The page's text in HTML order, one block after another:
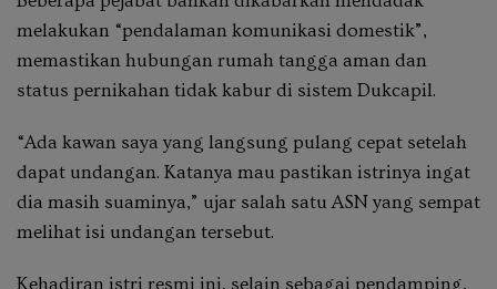
melakukan “pendalaman komunikasi domestik”,
memastikan hubungan rumah tangga aman dan
status pernikahan tidak kabur di sistem Dukcapil.
“Ada kawan saya yang langsung pulang cepat setelah
dapat undangan. Katanya mau pastikan istrinya ingat
dia masih suaminya,” ujar salah satu ASN yang sempat
melihat isi undangan tersebut.
Kehadiran istri resmi ini, selain sebagai pendamping,